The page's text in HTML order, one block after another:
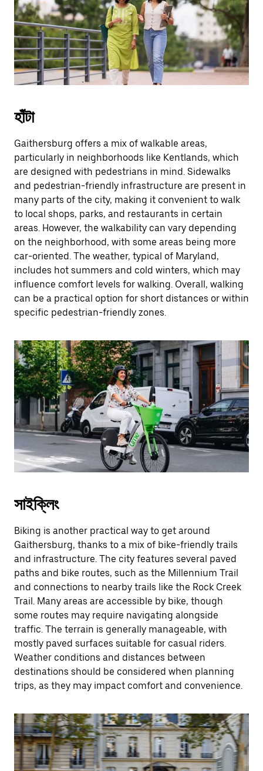
escape
button
to
close
the
calendar.
হাঁটা
Gaithersburg offers a mix of walkable areas,
particularly in neighborhoods like Kentlands, which
are designed with pedestrians in mind. Sidewalks
and pedestrian-friendly infrastructure are present in
many parts of the city, making it convenient to walk
to local shops, parks, and restaurants in certain
areas. However, the walkability can vary depending
on the neighborhood, with some areas being more
car-oriented. The weather, typical of Maryland,
includes hot summers and cold winters, which may
influence comfort levels for walking. Overall, walking
can be a practical option for short distances or within
specific pedestrian-friendly zones.
সাইক্লিং
Biking is another practical way to get around
Gaithersburg, thanks to a mix of bike-friendly trails
and infrastructure. The city features several paved
paths and bike routes, such as the Millennium Trail
and connections to nearby trails like the Rock Creek
Trail. Many areas are accessible by bike, though
some routes may require navigating alongside
traffic. The terrain is generally manageable, with
mostly paved surfaces suitable for casual riders.
Weather conditions and distances between
destinations should be considered when planning
trips, as they may impact comfort and convenience.